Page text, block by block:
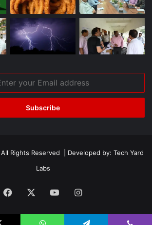
Rights Reserved | Developed by: Tech Yard
Labs
Facebook YouTubeInstagram